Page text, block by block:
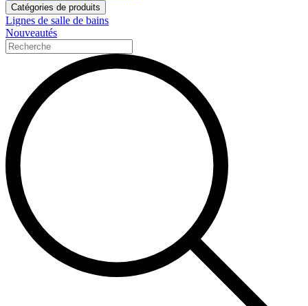
Catégories de produits
Lignes de salle de bains
Nouveautés